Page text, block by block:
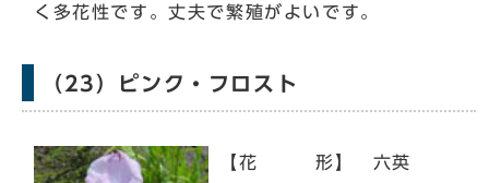
く多花性です。丈夫で繁殖がよいです。
（23）ピンク・フロスト
【花 形】 六英